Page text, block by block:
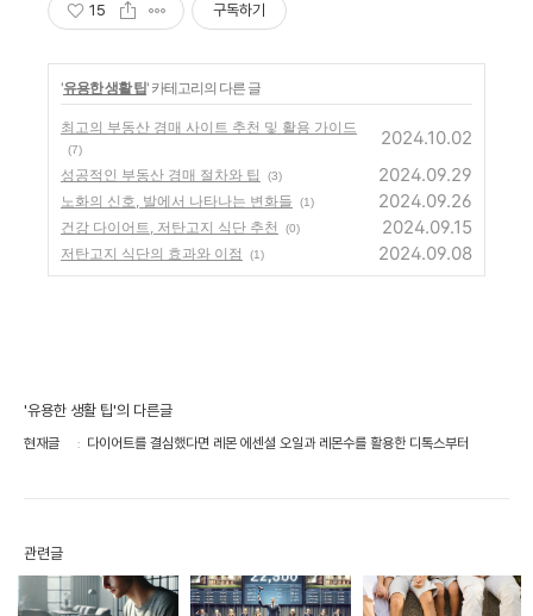
15 구독하기
'유용한 생활 팁' 카테고리의 다른 글
최고의 부동산 경매 사이트 추천 및 활용 가이드
(7)
2024.10.02
성공적인 부동산 경매 절차와 팁 (3) 2024.09.29
노화의 신호, 발에서 나타나는 변화들 (1) 2024.09.26
건강 다이어트, 저탄고지 식단 추천 (0) 2024.09.15
저탄고지 식단의 효과와 이점 (1) 2024.09.08
'유용한 생활 팁'의 다른글
현재글 다이어트를 결심했다면 레몬 에센셜 오일과 레몬수를 활용한 디톡스부터
관련글